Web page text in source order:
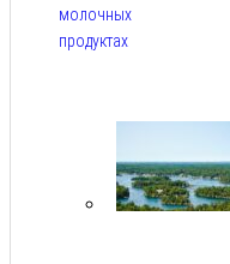
молочных
продуктах